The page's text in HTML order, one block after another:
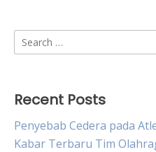
Search
for:
Recent Posts
Penyebab Cedera pada
Kabar Terbaru Tim